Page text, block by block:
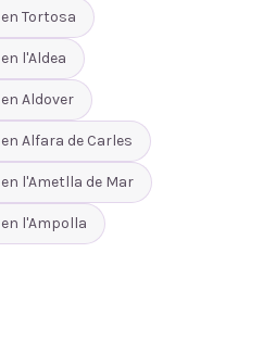
en Tortosa
en l'Aldea
en Aldover
en Alfara de Carles
en l'Ametlla de Mar
en l'Ampolla